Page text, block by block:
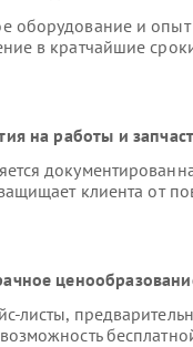
оборудование и опыт
в кратчайшие
на работы и
клиента от
листы,